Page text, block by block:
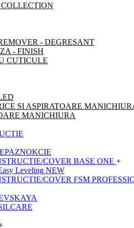
- DEGRESANT
- FINISH
CUTICULE
SI ASPIRATOARE
MANICHIURA
COVER BASE ONE +
Leveling NEW
COVER FSM